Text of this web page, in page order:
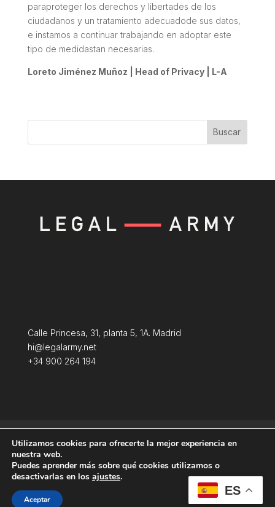
paraproteger los derechos y libertades de los
ciudadanos y un tratamiento adecuadode sus datos,
e instamos a continuar trabajando en adoptar este
tipo de medidastan necesarias.
Loreto Jiménez Muñoz | Head of Privacy | L-A
Buscar
Calle Princesa, 31, planta 5, 1A. Madrid
hi@legalarmy.net
+34 900 264 194
Terminos y condiciones
Política de Cookies
Producida por Tempus Fugit Studio
ES
Utilizamos cookies para ofrecerte la mejor experiencia en
nuestra web.
Puedes aprender más sobre qué cookies utilizamos o
desactivarlas en los ajustes.
Aceptar